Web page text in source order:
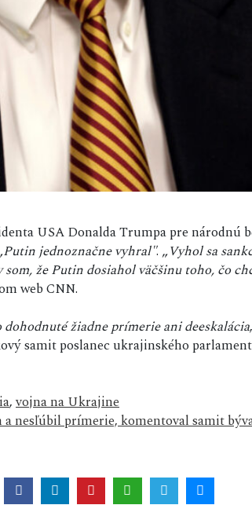
USA Donalda Trumpa pre národnú
Putin jednoznačne vyhral". „Vyhol sa
že Putin dosiahol väčšinu toho, čo
web CNN.
žiadne prímerie ani deeskalácia
samit poslanec ukrajinského
,vojna na Ukrajine
nesľúbil prímerie, komentoval samit